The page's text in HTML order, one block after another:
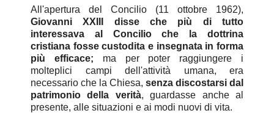
All'apertura del Concilio (11 ottobre 1962),
Giovanni XXIII disse che più di tutto
interessava al Concilio che la dottrina
cristiana fosse custodita e insegnata in forma
più efficace; ma per poter raggiungere i
molteplici campi dell'attività umana, era
necessario che la Chiesa, senza discostarsi dal
patrimonio della verità, guardasse anche al
presente, alle situazioni e ai modi nuovi di vita.